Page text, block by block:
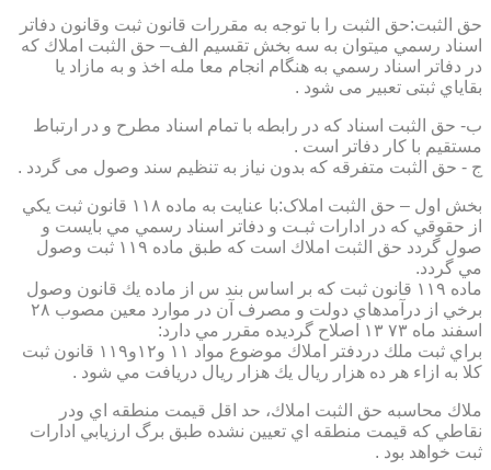
حق الثبت:حق الثبت را با توجه به مقررات قانون ثبت وقانون دفاتر
اسناد رسمي ميتوان به سه بخش تقسيم الف– حق الثبت املاك كه
در دفاتر اسناد رسمي به هنگام انجام معا مله اخذ و به مازاد يا
بقاياي ثبتی تعبیر می شود .
ب- حق الثبت اسناد كه در رابطه با تمام اسناد مطرح و در ارتباط
مستقيم با كار دفاتر است .
ج - حق الثبت متفرقه كه بدون نياز به تنظیم سند وصول می گردد .
بخش اول – حق الثبت املاک:با عنايت به ماده ۱۱۸ قانون ثبت يكي
از حقوقي كه در ادارات ثبـت و دفاتر اسناد رسمي مي بايست و
صول گردد حق الثبت املاك است كه طبق ماده ۱۱۹ ثبت وصول
مي گردد.
ماده ۱۱۹ قانون ثبت كه بر اساس بند س از ماده يك قانون وصول
برخي از درآمدهاي دولت و مصرف آن در موارد معين مصوب ۲۸
اسفند ماه ۷۳ ۱۳ اصلاح گرديده مقرر مي دارد:
براي ثبت ملك دردفتر املاك موضوع مواد ۱۱ و۱۲و۱۱۹ قانون ثبت
كلا به ازاء هر ده هزار ريال يك هزار ريال دريافت مي شود .
ملاك محاسبه حق الثبت املاك، حد اقل قيمت منطقه اي ودر
نقاطي كه قيمت منطقه اي تعيين نشده طبق برگ ارزيابي ادارات
ثبت خواهد بود .